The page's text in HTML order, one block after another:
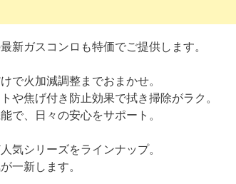
新ガスコンロも特価でご提供します。
で火加減調整までおまかせ。
や焦げ付き防止効果で拭き掃除がラク。
で、日々の安心をサポート。
気シリーズをラインナップ。
一新します。